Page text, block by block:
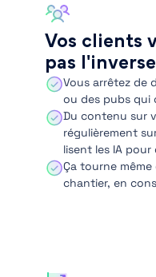
Vos clients
pas l'inverse
Vous arrêtez de
ou des pubs
Du contenu sur
régulièrement
lisent les IA
Ça tourne
chantier, en